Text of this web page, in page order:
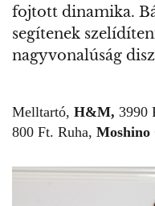
fojtott dinamika.
segítenek
nagyvonalúság
Melltartó, H&M, 3990
800 Ft. Ruha, Moshino